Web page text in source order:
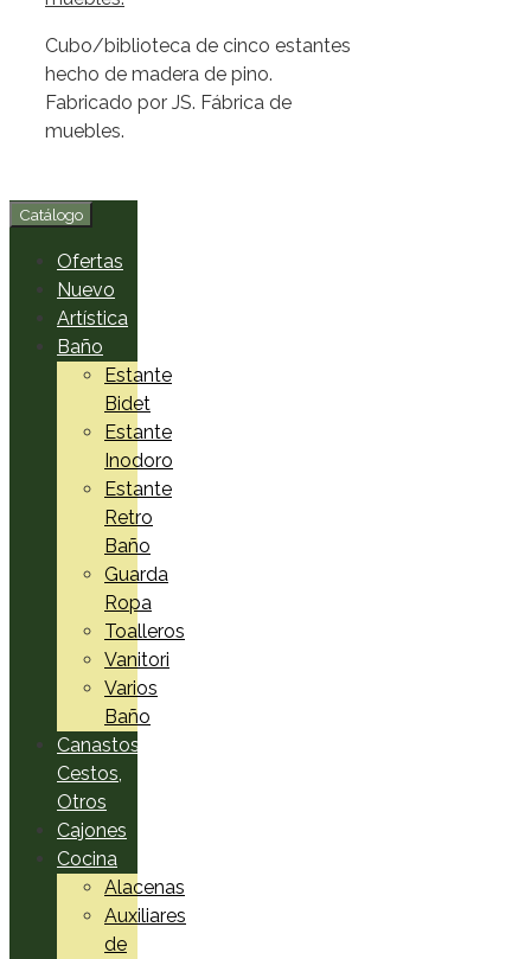
Cubo/biblioteca de cinco estantes
hecho de madera de pino.
Fabricado por JS. Fábrica de
muebles.
Catálogo
Ofertas
Nuevo
Artística
Baño
Estante
Bidet
Estante
Inodoro
Estante
Retro
Baño
Guarda
Ropa
Toalleros
Vanitori
Varios
Baño
Canastos,
Cestos,
Otros
Cajones
Cocina
Alacenas
Auxiliares
de